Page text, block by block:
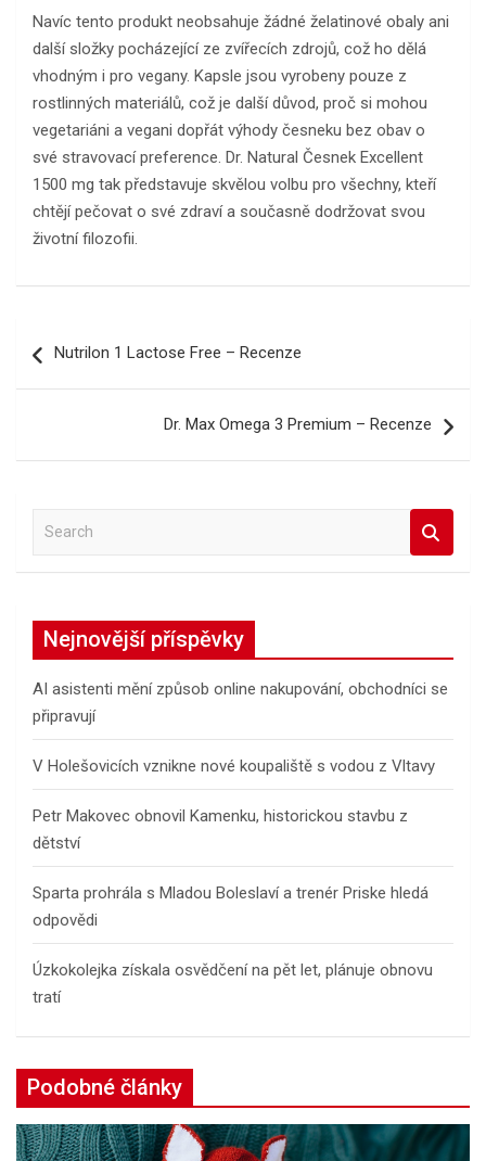
Navíc tento produkt neobsahuje žádné želatinové obaly ani
další složky pocházející ze zvířecích zdrojů, což ho dělá
vhodným i pro vegany. Kapsle jsou vyrobeny pouze z
rostlinných materiálů, což je další důvod, proč si mohou
vegetariáni a vegani dopřát výhody česneku bez obav o
své stravovací preference. Dr. Natural Česnek Excellent
1500 mg tak představuje skvělou volbu pro všechny, kteří
chtějí pečovat o své zdraví a současně dodržovat svou
životní filozofii.
proNutrilon 1 Lactose Free – Recenze
Dr. Max Omega 3 Premium – Recenze
a
h
Nejnovější příspěvky
AI asistenti mění způsob online nakupování, obchodníci se
připravují
V Holešovicích vznikne nové koupaliště s vodou z Vltavy
Petr Makovec obnovil Kamenku, historickou stavbu z
dětství
Sparta prohrála s Mladou Boleslaví a trenér Priske hledá
odpovědi
Úzkokolejka získala osvědčení na pět let, plánuje obnovu
tratí
Podobné články